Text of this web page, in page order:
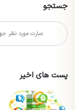
جستجو
پست های اخیر